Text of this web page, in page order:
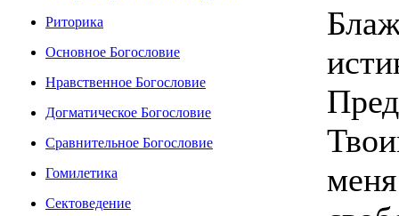
Риторика
Основное Богословие
Нравственное Богословие
Догматическое Богословие
Сравнительное Богословие
Гомилетика
Сектоведение